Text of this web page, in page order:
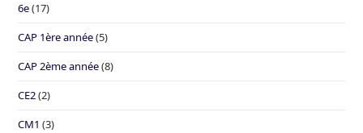
6e(17)
CAP 1ère année(5)
CAP 2ème année(8)
CE2(2)
CM1 (3)